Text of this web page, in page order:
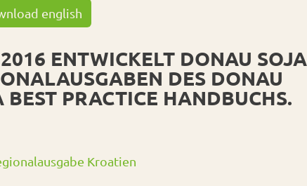
english
ENTWICKELT DONAU SOJA
DES DONAU
BEST PRACTICE HANDBUCHS.
Kroatien